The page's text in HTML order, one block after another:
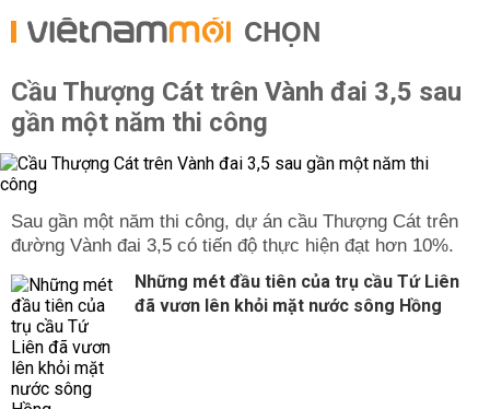
CHỌN
Cầu Thượng Cát trên Vành đai 3,5 sau
gần một năm thi công
Sau gần một năm thi công, dự án cầu Thượng Cát trên
đường Vành đai 3,5 có tiến độ thực hiện đạt hơn 10%.
Những mét đầu tiên của trụ cầu Tứ Liên
đã vươn lên khỏi mặt nước sông Hồng